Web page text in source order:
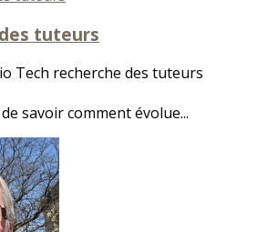
tuteurs
Tech recherche des tuteurs
savoir comment évolue...